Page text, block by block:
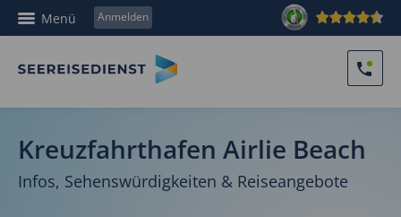
Menü Anmelden
Kreuzfahrthafen Airlie Beach
Infos, Sehenswürdigkeiten & Reiseangebote